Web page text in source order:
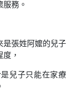
務。
是張姓阿嬤的兒子
，
兒子只能在家療